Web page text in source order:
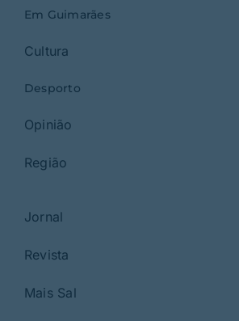
Em Guimarães
Cultura
Desporto
Opinião
Região
Jornal
Revista
Mais Sal